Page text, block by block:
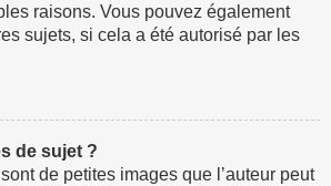
raisons. Vous pouvez également
sujets, si cela a été autorisé par les
de sujet ?
de petites images que l’auteur peut